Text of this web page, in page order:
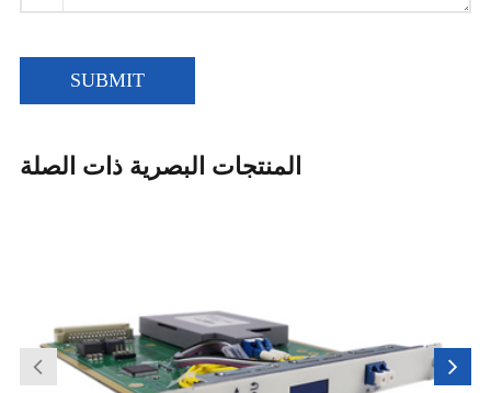
SUBMIT
المنتجات البصرية ذات الصلة